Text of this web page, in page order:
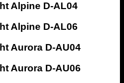
Alpine D-AL04
Alpine D-AL06
Aurora D-AU04
Aurora D-AU06